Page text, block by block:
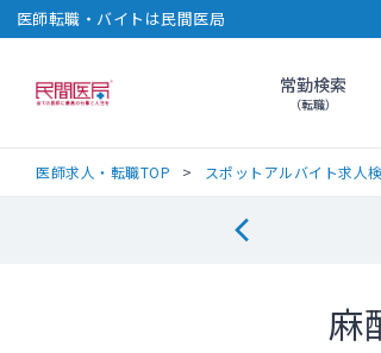
医師転職・バイトは民間医局
民間医局常勤検索
（転職）
医師求人・転職TOP スポットアルバイト求人
麻